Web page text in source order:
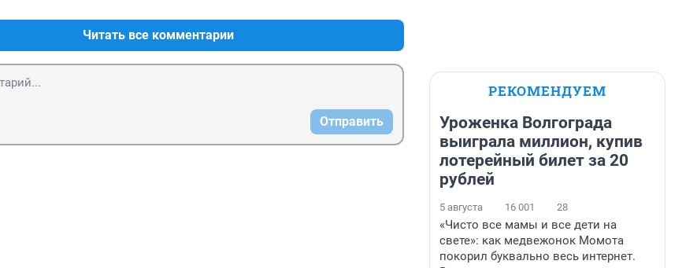
Читать все комментарии
Отправить
РЕКОМЕНДУЕМ
Уроженка Волгограда
выиграла миллион, купив
лотерейный билет за 20
рублей
5 августа 16 001 28
«Чисто все мамы и все дети на
свете»: как медвежонок Момота
покорил буквально весь интернет.